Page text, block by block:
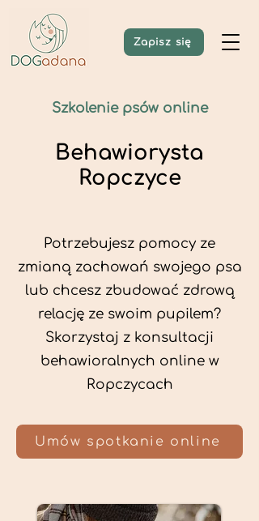
Zapisz się
Szkolenie psów online
Behawiorysta
Ropczyce
Potrzebujesz pomocy ze
zmianą zachowań swojego psa
lub chcesz zbudować zdrową
relację ze swoim pupilem?
Skorzystaj z konsultacji
behawioralnych online w
Ropczycach
Umów spotkanie online